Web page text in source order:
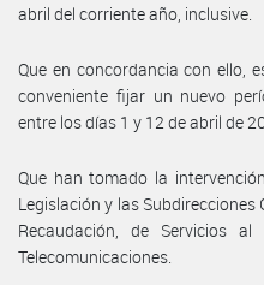
abril del corriente año, inclusive.
Que en concordancia con ello,
conveniente fijar un nuevo
entre los días 1 y 12 de abril de
Que han tomado la
Legislación y las
Recaudación, de Servicios
Telecomunicaciones.